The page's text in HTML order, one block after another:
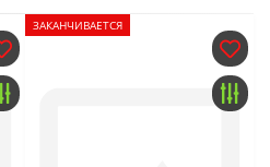
ЗАКАНЧИВАЕТСЯ